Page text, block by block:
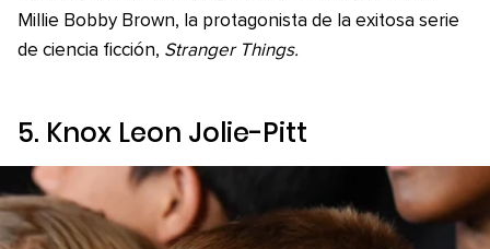
Millie Bobby Brown, la protagonista de la exitosa serie
de ciencia ficción, Stranger Things.
5. Knox Leon Jolie-Pitt